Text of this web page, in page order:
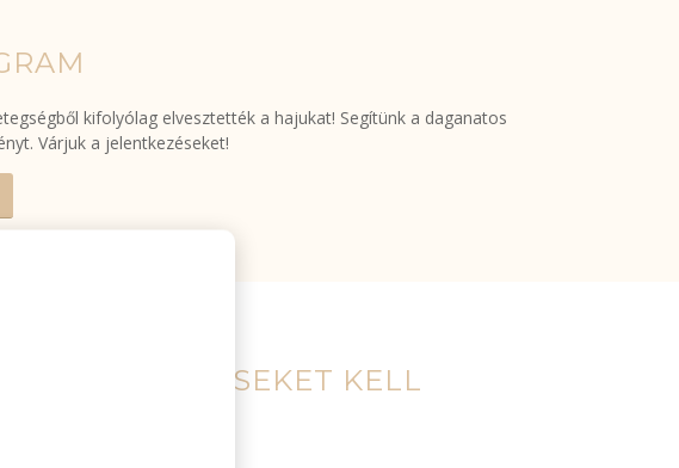
kifolyólag elvesztették a hajukat! Segítünk a daganatos
Várjuk a jelentkezéseket!
LÉPÉSEKET KELL